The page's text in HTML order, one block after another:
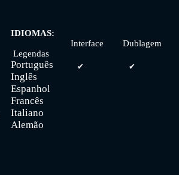
IDIOMAS:
Interface Dublagem
Legendas
Português
Inglês
Espanhol
Francês
Italiano
Alemão
✔ ✔